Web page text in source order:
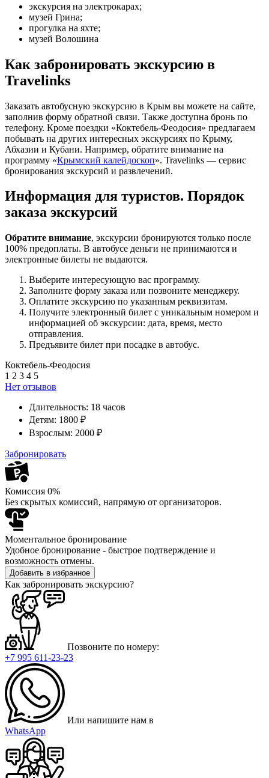
экскурсия на электрокарах;
музей Грина;
прогулка на яхте;
музей Волошина
Как забронировать экскурсию в
Travelinks
Заказать автобусную экскурсию в Крым вы можете на сайте,
заполнив форму обратной связи. Также доступна бронь по
телефону. Кроме поездки «Коктебель-Феодосия» предлагаем
побывать на других интересных экскурсиях по Крыму,
Абхазии и Кубани. Например, обратите внимание на
программу «Крымский калейдоскоп». Travelinks — сервис
бронирования экскурсий и развлечений.
Информация для туристов. Порядок
заказа экскурсий
Обратите внимание, экскурсии бронируются только после
100% предоплаты. В автобусе деньги не принимаются и
электронные билеты не выдаются.
Выберите интересующую вас программу.
Заполните форму заказа или позвоните менеджеру.
Оплатите экскурсию по указанным реквизитам.
Получите электронный билет с уникальным номером и
информацией об экскурсии: дата, время, место
отправления.
Предъявите билет при посадке в автобус.
Коктебель-Феодосия
1 2 3 4 5
Нет отзывов
Длительность: 18 часов
Детям: 1800 ₽
Взрослым: 2000 ₽
Забронировать
Комиссия 0%
Без скрытых комиссий, напрямую от организаторов.
Моментальное бронирование
Удобное бронирование - быстрое подтверждение и
возможность отмены.
Добавить в избранное
Как забронировать экскурсию?
Позвоните по номеру:
+7 995 611-23-23
Или напишите нам в
WhatsApp